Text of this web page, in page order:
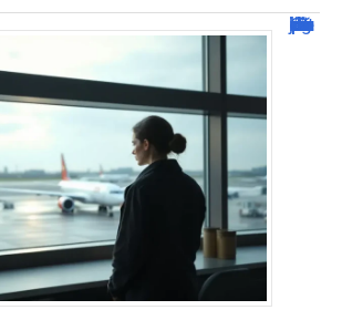
Combien de jour pour un décès d’un parent à l’étranger ?